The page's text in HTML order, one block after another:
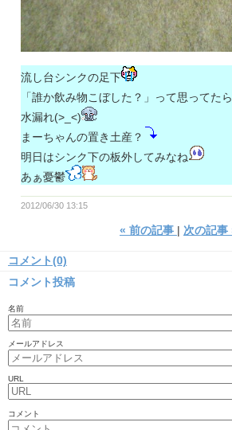
流し台シンクの足下
「誰か飲み物こぼした？」って思ってた
水漏れ(>_<)
まーちゃんの置き土産？
明日はシンク下の板外してみなね
あぁ憂鬱
2012/06/30 13:15
« 前の記事 次の記事
コメント(0)
コメント投稿
名前
メールアドレス
URL
コメント